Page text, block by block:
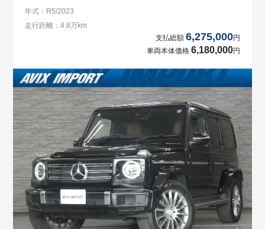
ｱ 純正19AW
年式：R5/2023
走行距離：4.8万km
支払総額 6,275,000円
車両本体価格 6,180,000円